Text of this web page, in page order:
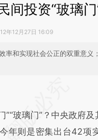
间投资“玻璃门
年12月27日 16:09
率和实现社会公正的双重意义
话：本文由第三
不代表财新观点和立
玻璃门”？中央政府及
年则是密集出台42项